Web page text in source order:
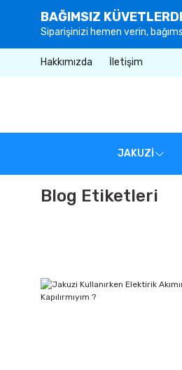
BAĞIMSIZ
Siparişinizi hemen verin,
Hakkımızda İletişim
JAKUZİ
Blog Etiketleri